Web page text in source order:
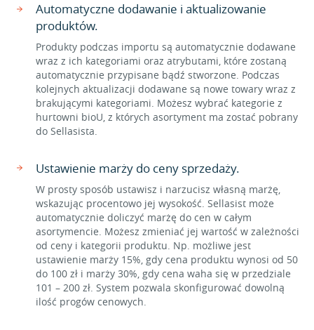
Automatyczne dodawanie i aktualizowanie
produktów.
Produkty podczas importu są automatycznie dodawane
wraz z ich kategoriami oraz atrybutami, które zostaną
automatycznie przypisane bądź stworzone. Podczas
kolejnych aktualizacji dodawane są nowe towary wraz z
brakującymi kategoriami. Możesz wybrać kategorie z
hurtowni bioU, z których asortyment ma zostać pobrany
do Sellasista.
Ustawienie marży do ceny sprzedaży.
W prosty sposób ustawisz i narzucisz własną marżę,
wskazując procentowo jej wysokość. Sellasist może
automatycznie doliczyć marżę do cen w całym
asortymencie. Możesz zmieniać jej wartość w zależności
od ceny i kategorii produktu. Np. możliwe jest
ustawienie marży 15%, gdy cena produktu wynosi od 50
do 100 zł i marży 30%, gdy cena waha się w przedziale
101 – 200 zł. System pozwala skonfigurować dowolną
ilość progów cenowych.